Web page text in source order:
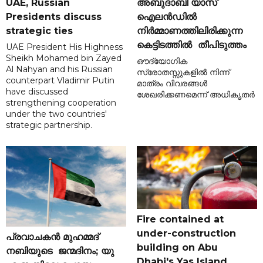
UAE, Russian
Presidents discuss
strategic ties
UAE President His Highness
Sheikh Mohamed bin Zayed
Al Nahyan and his Russian
counterpart Vladimir Putin
have discussed
strengthening cooperation
under the two countries'
strategic partnership.
അബുദാബി യാസ്
ഐലൻഡിൽ
നിർമ്മാണത്തിലിരിക്കുന്ന
കെട്ടിടത്തിൽ തീപിടുത്തം
ഔദ്യോഗിക
സ്രോതസ്സുകളിൽ നിന്ന്
മാത്രം വിവരങ്ങൾ
ശേഖരിക്കണമെന്ന് അധികൃതർ
പ്രവാചകൻ മുഹമ്മദ്
നബിയുടെ ജന്മദിനം; യു
Fire contained at
under-construction
building on Abu